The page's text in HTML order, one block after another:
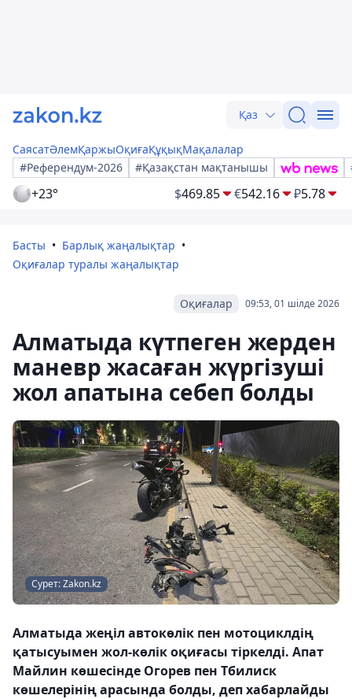
Қаз
СаясатӘлемҚаржыОқиғаҚұқықМақалалар
#Референдум-2026
#Қазақстан мақтанышы
+23° $469.85 €542.16 ₽5.78
Басты
Барлық жаңалықтар
Оқиғалар туралы жаңалықтар
09:53, 01 шілде 2026
Оқиғалар
Алматыда күтпеген жерден
маневр жасаған жүргізуші
жол апатына себеп болды
Сурет: Zakon.kz
Алматыда жеңіл автокөлік пен мотоциклдің
қатысуымен жол-көлік оқиғасы тіркелді. Апат
Майлин көшесінде Огорев пен Тбилиск
көшелерінің арасында болды, деп хабарлайды